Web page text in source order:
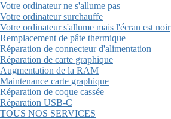
Votre ordinateur ne s'allume pas
Votre ordinateur surchauffe
Votre ordinateur s'allume mais l'écran est noir
Remplacement de pâte thermique
Réparation de connecteur d'alimentation
Réparation de carte graphique
Augmentation de la RAM
Maintenance carte graphique
Réparation de coque cassée
Réparation USB-C
TOUS NOS SERVICES